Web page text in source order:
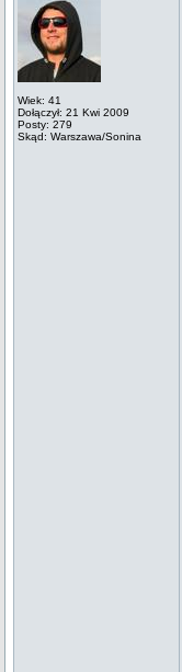
Wiek: 41
Dołączył: 21 Kwi 2009
Posty: 279
Skąd: Warszawa/Sonina